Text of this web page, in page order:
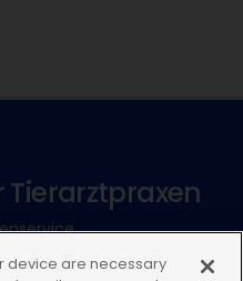
device are necessary